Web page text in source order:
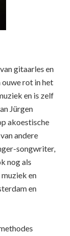
gitaarles en
ouwe rot in het
en is zelf
Jürgen
akoestische
andere
songwriter,
nog als
en
en